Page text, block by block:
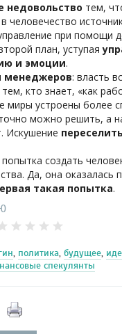
недовольство тем,
человечество
при помощи
план, уступая
и эмоции.
менеджеров: власть
кто знает, «как
миры устроены более
можно решить, а
Искушение
создать
Да, она оказалась
такая попытка.
, политика, будущее,
спекулянты